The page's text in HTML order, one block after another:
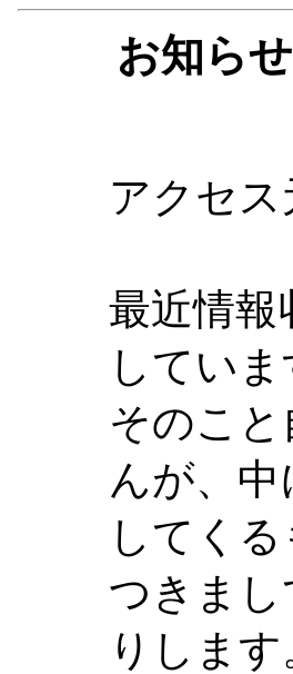
お知らせ
アクセス
最近情報
していま
そのこ
んが、
してく
つきま
りします